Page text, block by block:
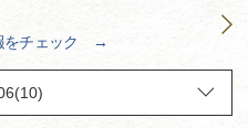
をチェック →